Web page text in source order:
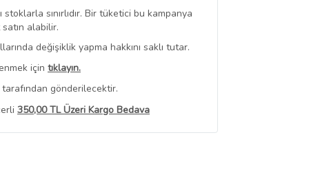
stoklarla sınırlıdır. Bir tüketici bu kampanya
alabilir.
değişiklik yapma hakkını saklı tutar.
için tıklayın.
tarafından gönderilecektir.
350,00 TL Üzeri Kargo Bedava